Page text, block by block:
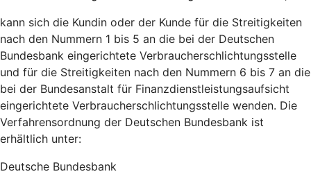
kann sich die Kundin oder der Kunde für die Streitigkeiten
nach den Nummern 1 bis 5 an die bei der Deutschen
Bundesbank eingerichtete Verbraucherschlichtungsstelle
und für die Streitigkeiten nach den Nummern 6 bis 7 an die
bei der Bundesanstalt für Finanzdienstleistungsaufsicht
eingerichtete Verbraucherschlichtungsstelle wenden. Die
Verfahrensordnung der Deutschen Bundesbank ist
erhältlich unter:
Deutsche Bundesbank